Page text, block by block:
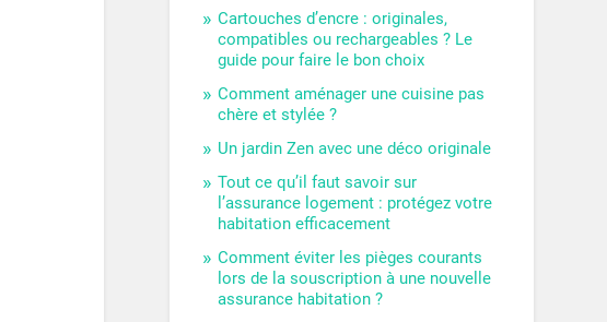
Cartouches d’encre : originales,
compatibles ou rechargeables ? Le
guide pour faire le bon choix
Comment aménager une cuisine pas
chère et stylée ?
Un jardin Zen avec une déco originale
Tout ce qu’il faut savoir sur
l’assurance logement : protégez votre
habitation efficacement
Comment éviter les pièges courants
lors de la souscription à une nouvelle
assurance habitation ?